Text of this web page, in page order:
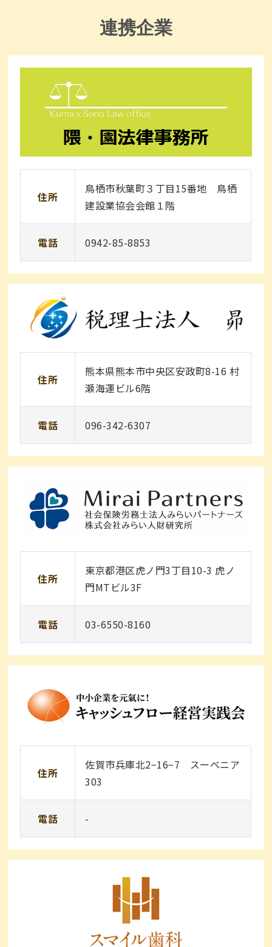
連携企業
住所
鳥栖市秋葉町３丁目15番地 鳥栖
建設業協会会館１階
電話 0942-85-8853
住所
熊本県熊本市中央区安政町8-16 村
瀬海運ビル6階
電話 096-342-6307
住所
東京都港区虎ノ門3丁目10-3 虎ノ
門MTビル3F
電話 03-6550-8160
住所
佐賀市兵庫北2−16−7 スーベニア
303
電話 -